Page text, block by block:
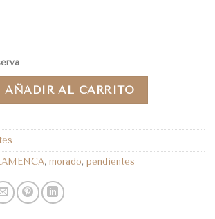
AÑADIR AL CARRITO
, morado, pendientes